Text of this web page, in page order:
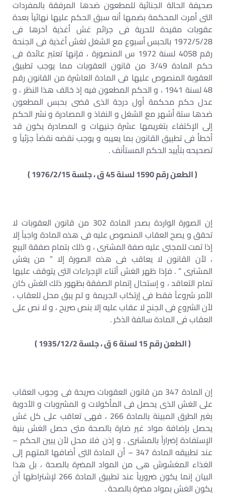
صحيفة الحالة الجنائية للمطعون ضدها المرفقة بالمفردات
التى أمرت المحكمة بضمها أنه سبق الحكم عليها نهائياً بعدة
عقوبات مقيدة للحرية فى جرائم غش أغذية آخرها فى
1972/5/28 بالحبس أسبوع مع الشغل لغش أغذية فى الجنحة
رقم 4058 لسنة 1972 س المنصورة ، فإنها تعتبر عائدة فى
حكم المادة 3/49 من قانون العقوبات مما يوجب تطبيق
العقوبة المنصوص عليها فى المادة العاشرة من القانون رقم
48 لسنة 1941 ، و الحكم المطعون فيه إذ خالف هذا النظر ، و
عدل حكم محكمة أول درجة الذى قضى بحبس المطعون
ضدها ستة أشهر مع الشغل و النفاذ و المصادرة و نشر الحكم
إلى الإكتفاء بتغريمها عشرة جنيهات و المصادرة يكون قد
أخطأ فى تطبيق القانون بما يعيبه و يوجب نقضه نقضاً جزئياً و
تصحيحه بتأييد الحكم المستأنف .
( الطعن رقم 1590 لسنة 45 ق ، جلسة 1976/2/15 )
إن الصورة الواردة بصدر المادة 302 من قانون العقوبات لا
تحقق و يصح العقاب المنصوص عليه فى هذه المادة واجباً إلا
إذا تمت للمجنى عليه صفة المشترى ، و ذلك بتمام صفقة البيع
، لأن القانون لا يعاقب فى هذه الصورة إلا ” من يغش
المشترى ” . فإذا ظهر الغش أثناء الإجراءات التى يتوقف عليها
تمام التعاقد ، و إستحال إتمام الصفقة بظهور ذلك الغش كان
الأمر شروعاً فقط فى إرتكاب الجريمة و لم يبق محل للعقاب ،
لأن الشروع فى الجنح لا عقاب عليه إلا بنص صريح ، و لا نص على
العقاب فى المادة سالفة الذكر .
( الطعن رقم 15 لسنة 6 ق ، جلسة 1935/12/2 )
إن المادة 347 من قانون العقوبات صريحة فى وجوب العقاب
على الغش الذى يحصل فى المأكولات و المشروبات و الأدوية
بغير الطرق المبينة بالمادة 266 ، فهى تعاقب على كل غش
يحصل بإضافة مواد غير ضارة بالصحة متى حصل الغش بنية
الإستفادة إضراراً بالمشترى . و إذن فلا محل لأن يبين الحكم –
عند تطبيقه المادة 347 – أن المادة التى أضافها المتهم إلى
الغذاء المغشوش هى من المواد المضرة بالصحة ، بل هذا
البيان إنما يكون ضرورياً عند تطبيق المادة 266 لإشتراطها أن
يكون الغش بمواد مضرة بالصحة .